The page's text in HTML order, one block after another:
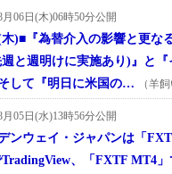
月06日(木)06時50分公開
)■『為替介入の影響と更な
と週明けに実施あり)』と『
して『明日に米国の…
（羊飼
月05日(水)13時56分公開
ンウェイ・ジャパンは「
、「FXTF MT4